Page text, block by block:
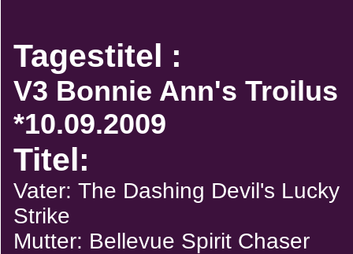
Tagestitel :
V3 Bonnie Ann's Troilus
*10.09.2009
Titel:
Vater: The Dashing Devil's Lucky
Strike
Mutter: Bellevue Spirit Chaser